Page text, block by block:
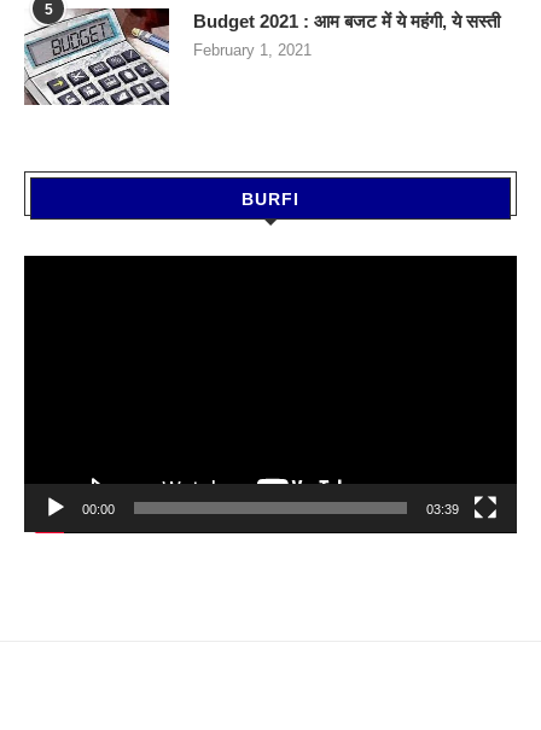
5
Budget 2021 : आम बजट में ये महंगी, ये सस्‍ती
February 1, 2021
BURFI
00:00 03:39